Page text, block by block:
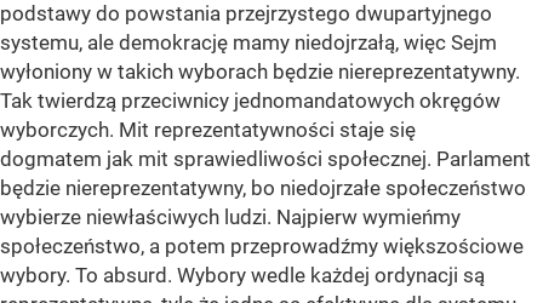
podstawy do powstania przejrzystego dwupartyjnego
systemu, ale demokrację mamy niedojrzałą, więc Sejm
wyłoniony w takich wyborach będzie niereprezentatywny.
Tak twierdzą przeciwnicy jednomandatowych okręgów
wyborczych. Mit reprezentatywności staje się
dogmatem jak mit sprawiedliwości społecznej. Parlament
będzie niereprezentatywny, bo niedojrzałe społeczeństwo
wybierze niewłaściwych ludzi. Najpierw wymieńmy
społeczeństwo, a potem przeprowadźmy większościowe
wybory. To absurd. Wybory wedle każdej ordynacji są